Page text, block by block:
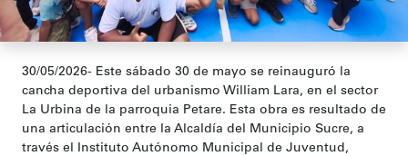
30/05/2026- Este sábado 30 de mayo se reinauguró la
cancha deportiva del urbanismo William Lara, en el sector
La Urbina de la parroquia Petare. Esta obra es resultado de
una articulación entre la Alcaldía del Municipio Sucre, a
través el Instituto Autónomo Municipal de Juventud,